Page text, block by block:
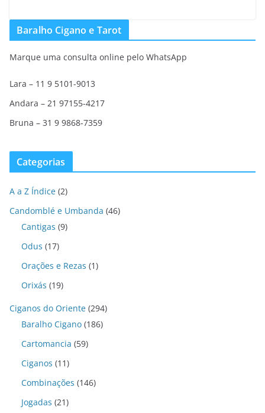
Baralho Cigano e Tarot
Marque uma consulta online pelo WhatsApp
Lara – 11 9 5101-9013
Andara – 21 97155-4217
Bruna – 31 9 9868-7359
Categorias
A a Z Índice (2)
Candomblé e Umbanda (46)
Cantigas (9)
Odus (17)
Orações e Rezas (1)
Orixás (19)
Ciganos do Oriente (294)
Baralho Cigano (186)
Cartomancia (59)
Ciganos (11)
Combinações (146)
Jogadas (21)